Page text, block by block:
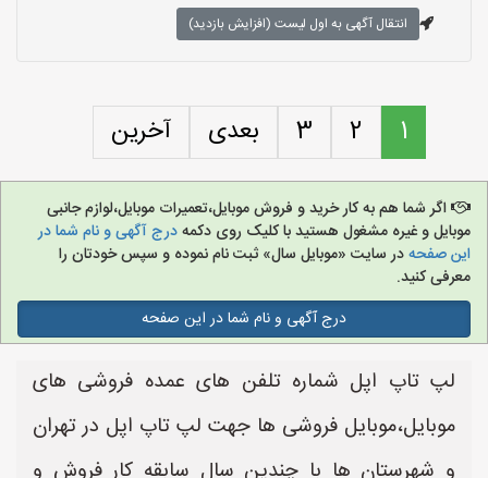
انتقال آگهی به اول لیست (افزایش بازدید)
1
2
3 بعدی آخرین
اگر شما هم به کار خرید و فروش موبایل،تعمیرات موبایل،لوازم جانبی
موبایل و غیره مشغول هستید با کلیک روی دکمهدرج آگهی و نام شما در
این صفحهدر سایت «موبایل سال» ثبت نام نموده و سپس خودتان را
معرفی کنید.
درج آگهی و نام شما در این صفحه
لپ تاپ اپل شماره تلفن های عمده فروشی های
موبایل،موبایل فروشی ها جهت لپ تاپ اپل در تهران
و شهرستان ها با چندین سال سابقه کار فروش و